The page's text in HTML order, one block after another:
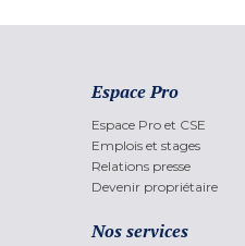
Espace Pro
Espace Pro et CSE
Emplois et stages
Relations presse
Devenir propriétaire
Nos services